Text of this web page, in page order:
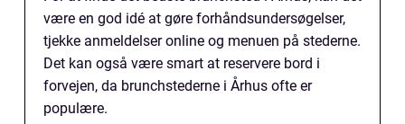
være en god idé at gøre forhåndsundersøgelser,
tjekke anmeldelser online og menuen på stederne.
Det kan også være smart at reservere bord i
forvejen, da brunchstederne i Århus ofte er
populære.